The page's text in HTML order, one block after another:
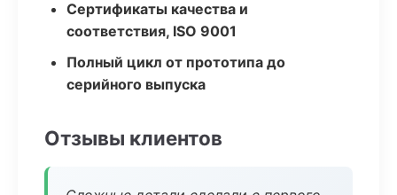
Сертификаты качества и
соответствия, ISO 9001
Полный цикл от прототипа до
серийного выпуска
Отзывы клиентов